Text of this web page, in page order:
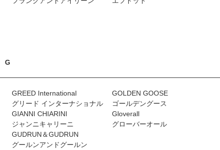
G
GREED International
グリード インターナショナル
GOLDEN GOOSE
ゴールデングース
GIANNI CHIARINI
ジャンニキャリーニ
Gloverall
グローバーオール
GUDRUN＆GUDRUN
グールンアンドグールン